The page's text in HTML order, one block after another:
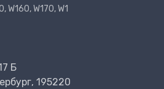
W170, W1
Б
195220